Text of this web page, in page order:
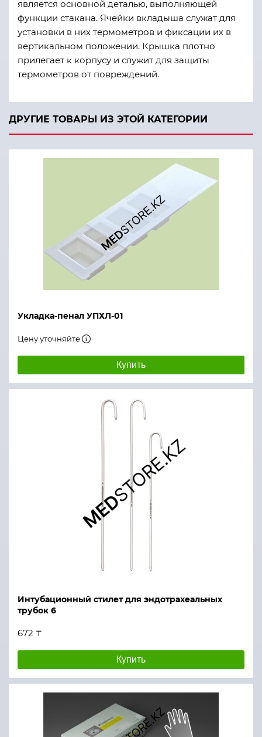
является основной деталью, выполняющей
функции стакана. Ячейки вкладыша служат для
установки в них термометров и фиксации их в
вертикальном положении. Крышка плотно
прилегает к корпусу и служит для защиты
термометров от повреждений.
ДРУГИЕ ТОВАРЫ ИЗ ЭТОЙ КАТЕГОРИИ
Укладка-пенал УПХЛ-01
Цену уточняйте
Купить
Интубационный стилет для эндотрахеальных
трубок 6
672 ₸
Купить